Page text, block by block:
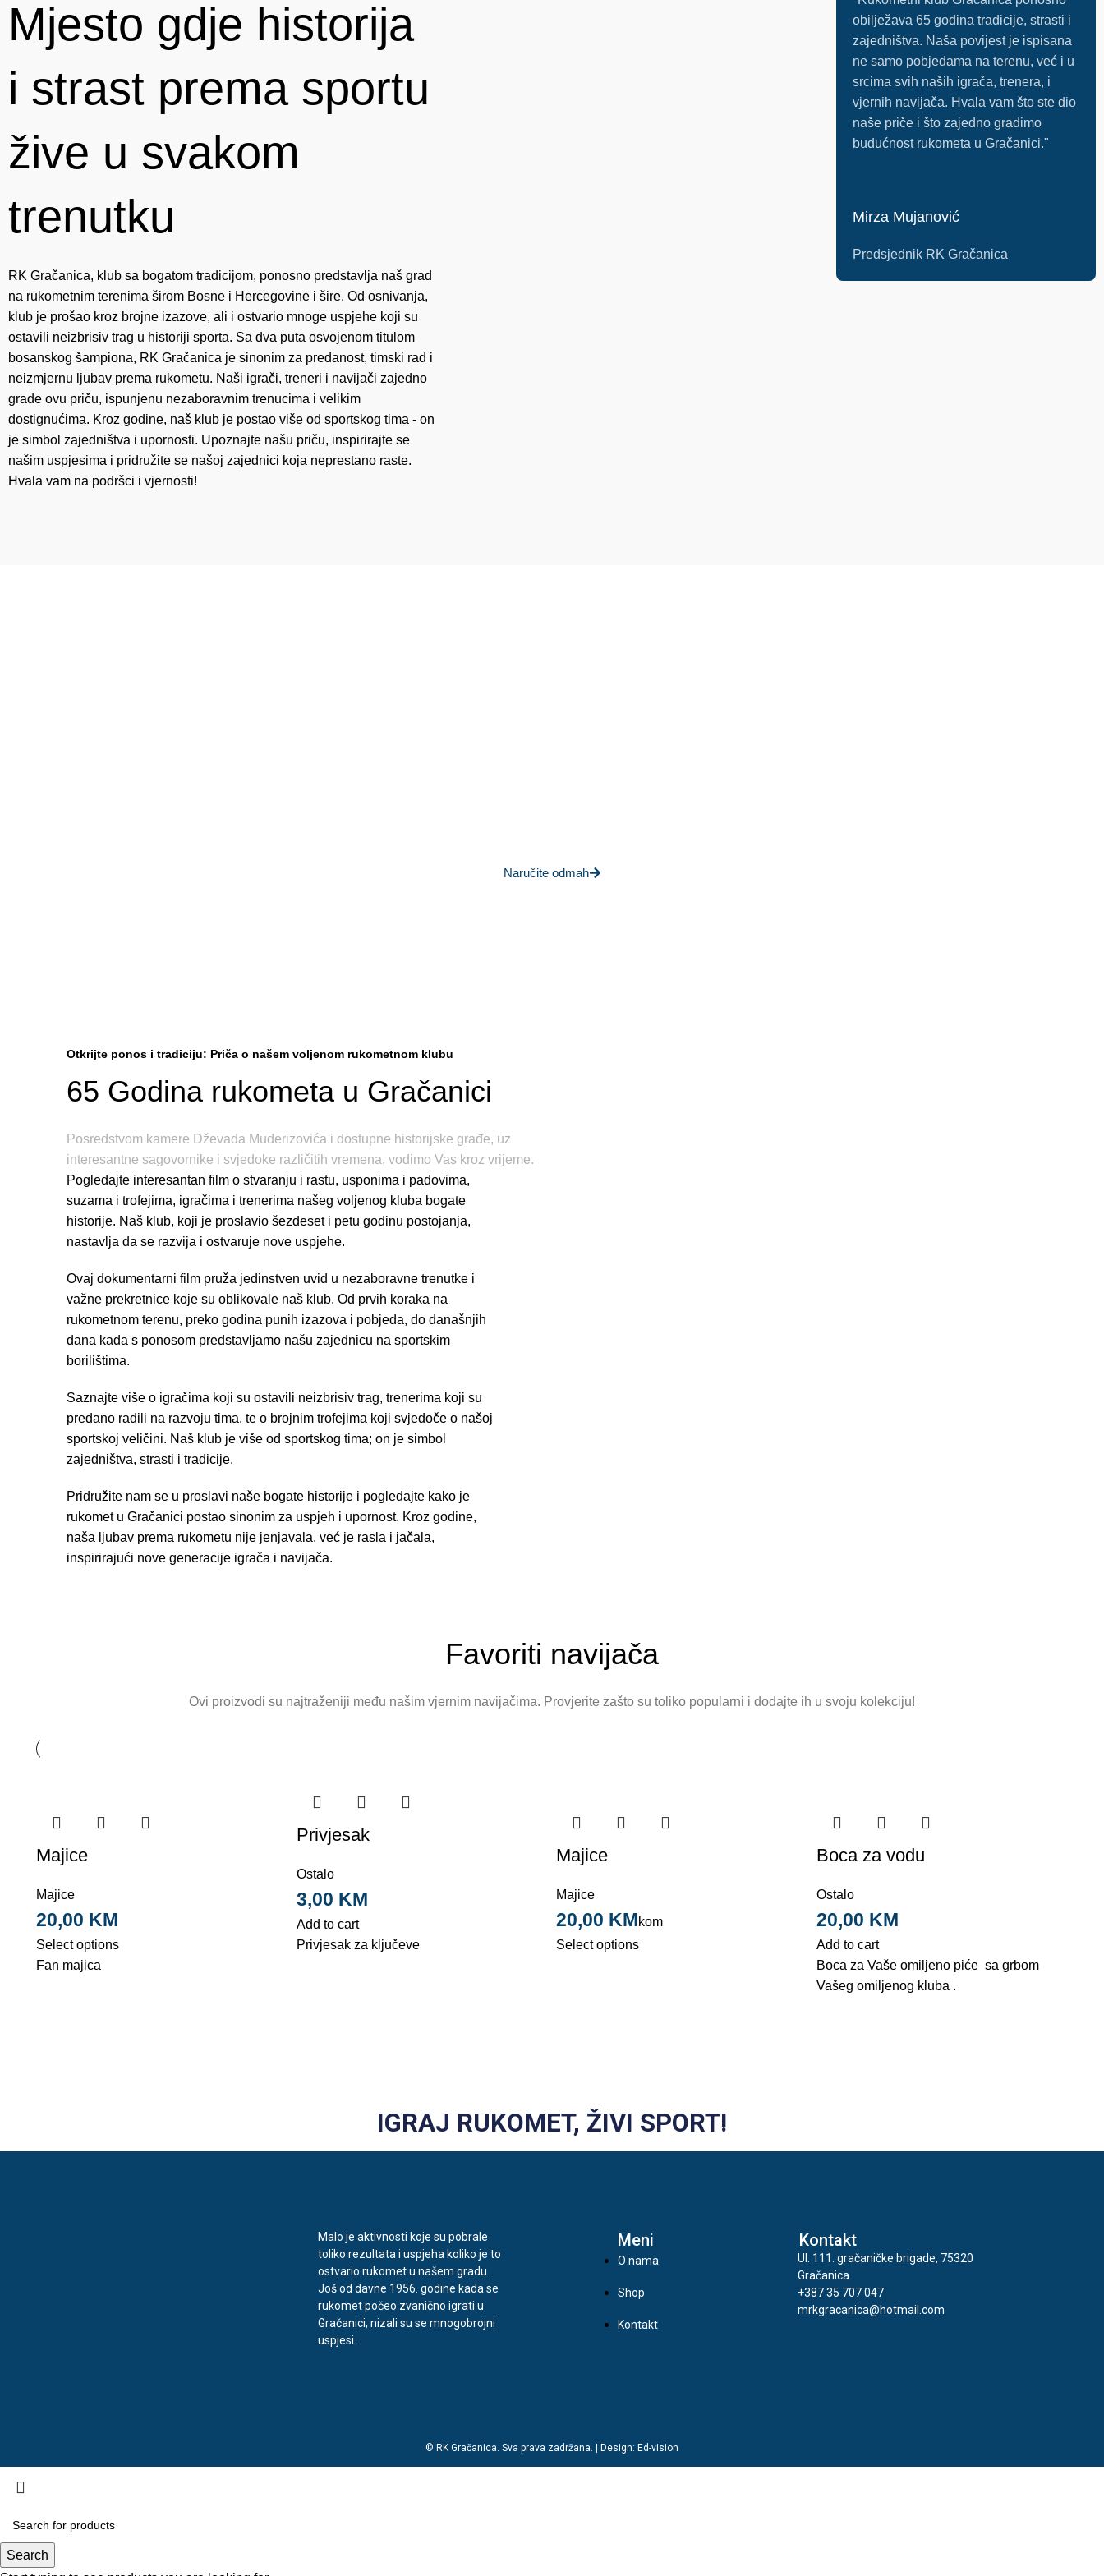
Mjesto gdje historija
i strast prema sportu
žive u svakom
trenutku
RK Gračanica, klub sa bogatom tradicijom, ponosno predstavlja naš grad
na rukometnim terenima širom Bosne i Hercegovine i šire. Od osnivanja,
klub je prošao kroz brojne izazove, ali i ostvario mnoge uspjehe koji su
ostavili neizbrisiv trag u historiji sporta. Sa dva puta osvojenom titulom
bosanskog šampiona, RK Gračanica je sinonim za predanost, timski rad i
neizmjernu ljubav prema rukometu. Naši igrači, treneri i navijači zajedno
grade ovu priču, ispunjenu nezaboravnim trenucima i velikim
dostignućima. Kroz godine, naš klub je postao više od sportskog tima - on
je simbol zajedništva i upornosti. Upoznajte našu priču, inspirirajte se
našim uspjesima i pridružite se našoj zajednici koja neprestano raste.
Hvala vam na podršci i vjernosti!
obilježava 65 godina tradicije, strasti i
zajedništva. Naša povijest je ispisana
ne samo pobjedama na terenu, već i u
srcima svih naših igrača, trenera, i
vjernih navijača. Hvala vam što ste dio
naše priče i što zajedno gradimo
budućnost rukometa u Gračanici."
Mirza Mujanović
Predsjednik RK Gračanica
Naručite odmah
Otkrijte ponos i tradiciju: Priča o našem voljenom rukometnom klubu
65 Godina rukometa u Gračanici
Posredstvom kamere Dževada Muderizovića i dostupne historijske građe, uz
interesantne sagovornike i svjedoke različitih vremena, vodimo Vas kroz vrijeme.
Pogledajte interesantan film o stvaranju i rastu, usponima i padovima,
suzama i trofejima, igračima i trenerima našeg voljenog kluba bogate
historije. Naš klub, koji je proslavio šezdeset i petu godinu postojanja,
nastavlja da se razvija i ostvaruje nove uspjehe.
Ovaj dokumentarni film pruža jedinstven uvid u nezaboravne trenutke i
važne prekretnice koje su oblikovale naš klub. Od prvih koraka na
rukometnom terenu, preko godina punih izazova i pobjeda, do današnjih
dana kada s ponosom predstavljamo našu zajednicu na sportskim
borilištima.
Saznajte više o igračima koji su ostavili neizbrisiv trag, trenerima koji su
predano radili na razvoju tima, te o brojnim trofejima koji svjedoče o našoj
sportskoj veličini. Naš klub je više od sportskog tima; on je simbol
zajedništva, strasti i tradicije.
Pridružite nam se u proslavi naše bogate historije i pogledajte kako je
rukomet u Gračanici postao sinonim za uspjeh i upornost. Kroz godine,
naša ljubav prema rukometu nije jenjavala, već je rasla i jačala,
inspirirajući nove generacije igrača i navijača.
Favoriti navijača
Ovi proizvodi su najtraženiji među našim vjernim navijačima. Provjerite zašto su toliko popularni i dodajte ih u svoju kolekciju!
Majice
Majice
20,00 KM
Select options
Fan majica
Privjesak
Ostalo
3,00 KM
Add to cart
Privjesak za ključeve
Majice
Majice
20,00 KMkom
Select options
Boca za vodu
Ostalo
20,00 KM
Add to cart
Boca za Vaše omiljeno piće sa grbom
Vašeg omiljenog kluba .
IGRAJ RUKOMET, ŽIVI SPORT!
Malo je aktivnosti koje su pobrale
toliko rezultata i uspjeha koliko je to
ostvario rukomet u našem gradu.
Još od davne 1956. godine kada se
rukomet počeo zvanično igrati u
Gračanici, nizali su se mnogobrojni
uspjesi.
Meni
O nama
Shop
Kontakt
Kontakt
Ul. 111. gračaničke brigade, 75320
Gračanica
+387 35 707 047
mrkgracanica@hotmail.com
© RK Gračanica. Sva prava zadržana. | Design: Ed-vision
Search